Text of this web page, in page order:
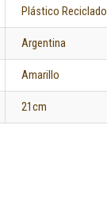
Plástico Reciclado
Argentina
Amarillo
21cm